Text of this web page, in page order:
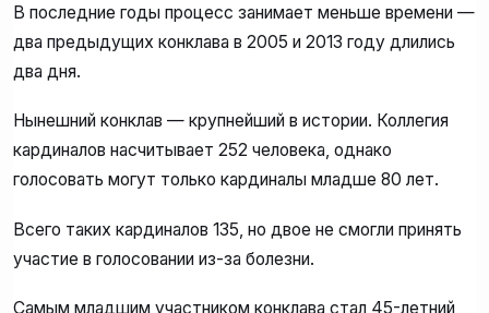
В последние годы процесс занимает меньше времени —
два предыдущих конклава в 2005 и 2013 году длились
два дня.
Нынешний конклав — крупнейший в истории. Коллегия
кардиналов насчитывает 252 человека, однако
голосовать могут только кардиналы младше 80 лет.
Всего таких кардиналов 135, но двое не смогли принять
участие в голосовании из-за болезни.
Самым младшим участником конклава стал 45-летний